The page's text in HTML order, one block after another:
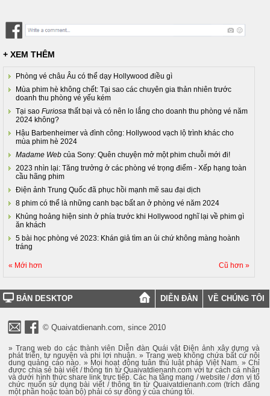
+ XEM THÊM
Phòng vé châu Âu có thể dạy Hollywood điều gì
Mùa phim hè không chết: Tại sao các chuyên gia thản nhiên trước
doanh thu phòng vé yếu kém
Tại sao Furiosa thất bại và có nên lo lắng cho doanh thu phòng vé năm
2024 không?
Hậu Barbenheimer và đình công: Hollywood vạch lộ trình khác cho
mùa phim hè 2024
Madame Web của Sony: Quên chuyện mở một phim chuỗi mới đi!
2023 nhìn lại: Tăng trưởng ở các phòng vé trọng điểm - Xếp hạng toàn
cầu hãng phim
Điện ảnh Trung Quốc đã phục hồi mạnh mẽ sau đại dịch
8 phim có thể là những canh bạc bất an ở phòng vé năm 2024
Khủng hoảng hiện sinh ở phía trước khi Hollywood nghĩ lại về phim gì
ăn khách
5 bài học phòng vé 2023: Khán giả tìm an ủi chứ không màng hoành
tráng
« Mới hơn Cũ hơn »
BẢN DESKTOP DIỄN ĐÀN VỀ CHÚNG TÔI
© Quaivatdienanh.com, since 2010
» Trang web do các thành viên Diễn đàn Quái vật Điện ảnh xây dựng và
phát triển, tự nguyện và phi lợi nhuận. » Trang web không chứa bất cứ nội
dung quảng cáo nào. » Mọi hoạt động tuân thủ luật pháp Việt Nam. » Chỉ
được chia sẻ bài viết / thông tin từ Quaivatdienanh.com với tư cách cá nhân
và dưới hình thức share link trực tiếp. Các hạ tầng mạng / website / đơn vị tổ
chức muốn sử dụng bài viết / thông tin từ Quaivatdienanh.com (trích đăng
một phần hoặc toàn bộ) phải có sự đồng ý của chúng tôi.